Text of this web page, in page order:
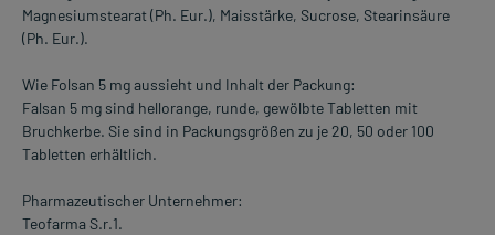
Magnesiumstearat (Ph. Eur.), Maisstärke, Sucrose, Stearinsäure
(Ph. Eur.).
Wie Folsan 5 mg aussieht und Inhalt der Packung:
Falsan 5 mg sind hellorange, runde, gewölbte Tabletten mit
Bruchkerbe. Sie sind in Packungsgrößen zu je 20, 50 oder 100
Tabletten erhältlich.
Pharmazeutischer Unternehmer:
Teofarma S.r.1.